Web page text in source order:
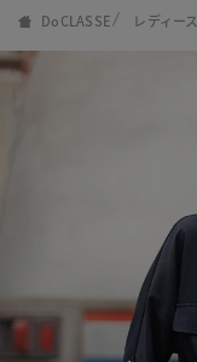
DoCLASSE レディース